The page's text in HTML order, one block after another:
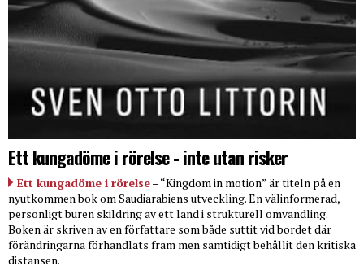
Ett kungadöme i rörelse - inte utan risker
Ett kungadöme i rörelse– “Kingdom in motion” är titeln på en
nyutkommen bok om Saudiarabiens utveckling. En välinformerad,
personligt buren skildring av ett land i strukturell omvandling.
Boken är skriven av en författare som både suttit vid bordet där
förändringarna förhandlats fram men samtidigt behållit den kritiska
distansen.